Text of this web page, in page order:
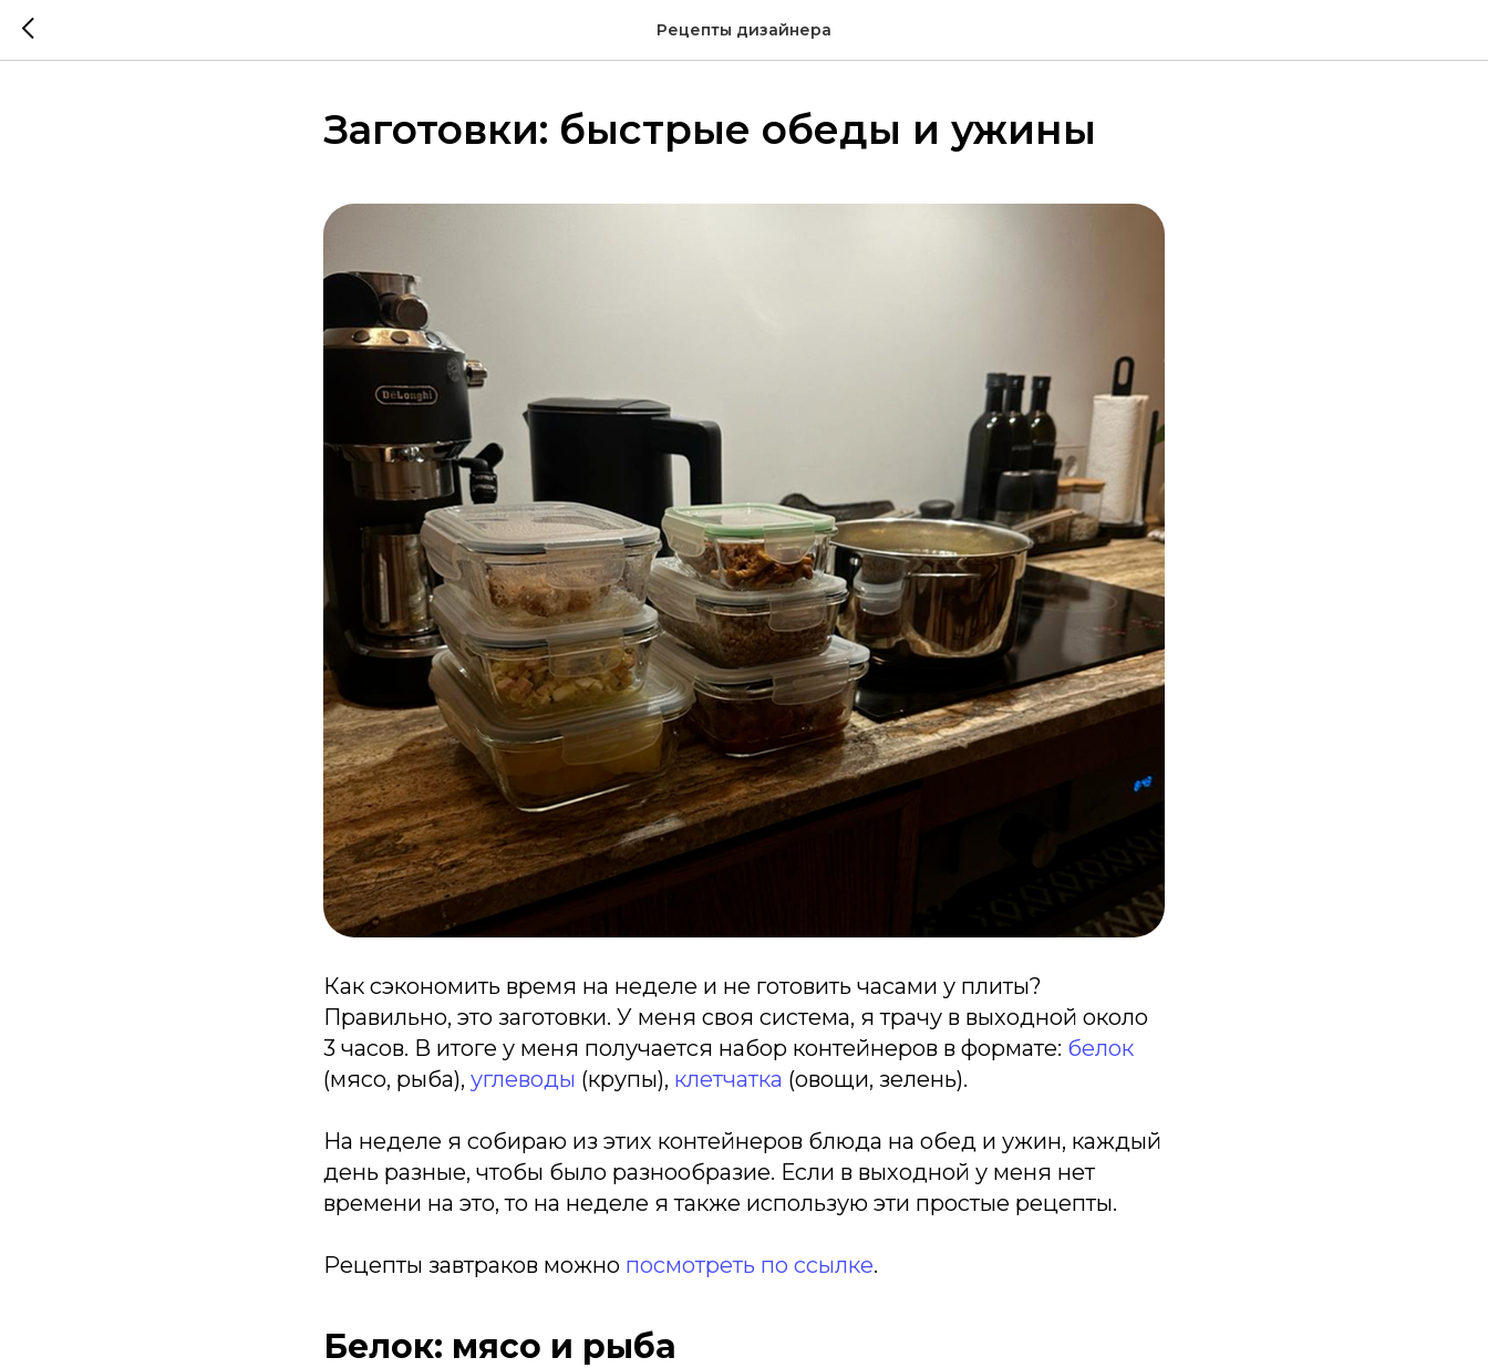
Рецепты дизайнера
Заготовки: быстрые обеды и ужины
Как сэкономить время на неделе и не готовить часами у плиты?
Правильно, это заготовки. У меня своя система, я трачу в выходной около
3 часов. В итоге у меня получается набор контейнеров в формате: белок
(мясо, рыба), углеводы (крупы), клетчатка (овощи, зелень).
На неделе я собираю из этих контейнеров блюда на обед и ужин, каждый
день разные, чтобы было разнообразие. Если в выходной у меня нет
времени на это, то на неделе я также использую эти простые рецепты.
Рецепты завтраков можно посмотреть по ссылке.
Белок: мясо и рыба